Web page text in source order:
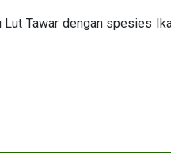
Lut Tawar dengan spesies